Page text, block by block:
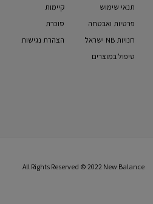
תנאי שימוש
פרטיות ואבטחה
חנויות NB ישראל
טיפול במוצרים
קיימות
סוכרת
הצהרת נגישות
All Rights Reserved © 2022 New Balance